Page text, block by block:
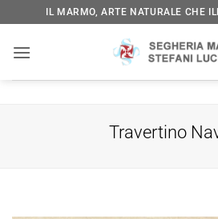
ai
contenuti
IL MARMO, ARTE NATURALE CHE
Travertino